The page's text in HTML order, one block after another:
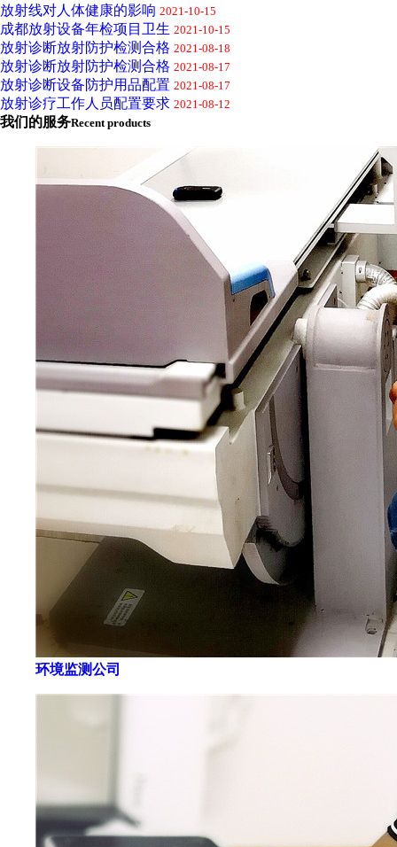
放射线对人体健康的影响 2021-10-15
成都放射设备年检项目卫生 2021-10-15
放射诊断放射防护检测合格 2021-08-18
放射诊断放射防护检测合格 2021-08-17
放射诊断设备防护用品配置 2021-08-17
放射诊疗工作人员配置要求 2021-08-12
我们的服务Recent products
环境监测公司